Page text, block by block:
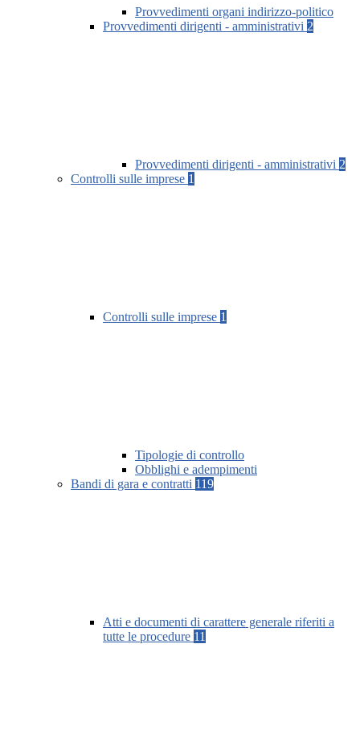
Provvedimenti organi indirizzo-politico
Provvedimenti dirigenti - amministrativi 2
Provvedimenti dirigenti - amministrativi 2
Controlli sulle imprese 1
Controlli sulle imprese 1
Tipologie di controllo
Obblighi e adempimenti
Bandi di gara e contratti 119
Atti e documenti di carattere generale riferiti a
tutte le procedure 11